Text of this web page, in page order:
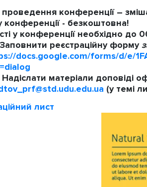
конференції–
конференції- безкоштовна!
у конференції необхідно до
Заповнити реєстраційну форму
docs.google.com/forms/d/e/
Надіслати матеріали доповіді
(у темі
лист